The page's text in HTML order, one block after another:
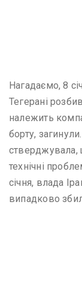
Нагадаємо, 8
Тегерані
належить
борту,
стверджувала,
технічні
січня, влада
випадково